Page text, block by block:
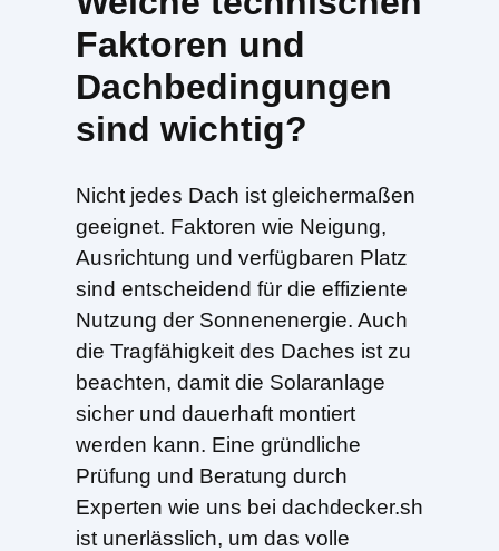
Faktoren und
Dachbedingungen
sind wichtig?
Nicht jedes Dach ist gleichermaßen
geeignet. Faktoren wie Neigung,
Ausrichtung und verfügbaren Platz
sind entscheidend für die effiziente
Nutzung der Sonnenenergie. Auch
die Tragfähigkeit des Daches ist zu
beachten, damit die Solaranlage
sicher und dauerhaft montiert
werden kann. Eine gründliche
Prüfung und Beratung durch
Experten wie uns bei dachdecker.sh
ist unerlässlich, um das volle